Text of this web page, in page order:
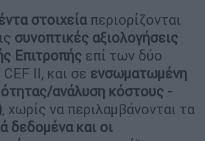
στοιχείαπεριορίζονται
συνοπτικές αξιολογήσεις
Επιτροπής επί των δύο
II, και σε ενσωματωμένη
ανάλυση κόστους -
, χωρίς να περιλαμβάνονται τα
δεδομένα και οι